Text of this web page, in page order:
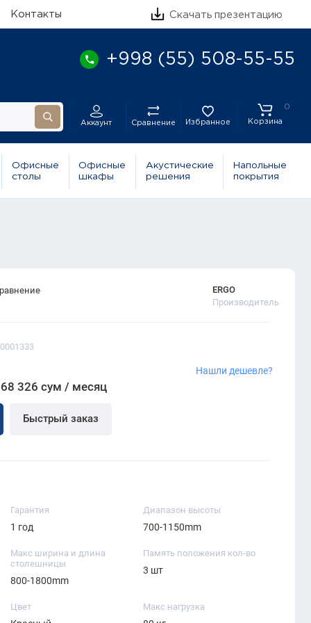
Контакты Скачать презентацию
+998 (55) 508-55-55
Аккаунт Сравнение Избранное
0
Корзина
Офисные
столы
Офисные
шкафы
Акустические
решения
Напольные
покрытия
ERGO
Производитель
326 сум / месяц
Быстрый заказ
Нашли дешевле?
Гарантия
1 год
Диапазон высоты
700-1150mm
Макс ширина и длина
столешницы
800-1800mm
Память положения кол-во
3 шт
Цвет Макс нагрузка